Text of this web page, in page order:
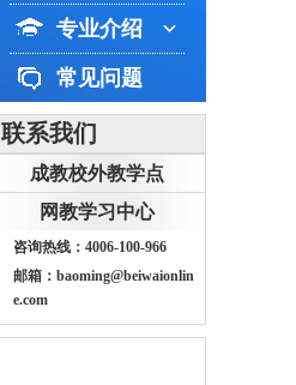
专业介绍
常见问题
联系我们
成教校外教学点
网教学习中心
咨询热线：4006-100-966
邮箱：baoming@beiwaionlin
e.com